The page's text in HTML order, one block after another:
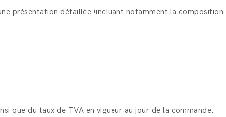
présentation détaillée (incluant notamment la composition
que du taux de TVA en vigueur au jour de la commande.